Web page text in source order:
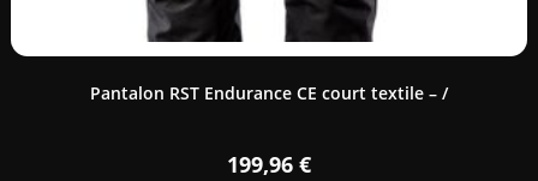
Pantalon RST Endurance CE court textile – /
199,96 €